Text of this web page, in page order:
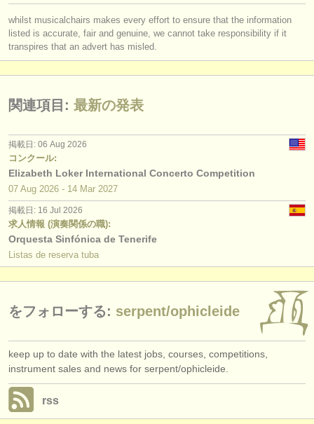
お問い合わせ
rss feeds
掲載方法
find out about ourATS
ATSfaq
ログイン
whilst musicalchairs makes every effort to ensure that the information
listed is accurate, fair and genuine, we cannot take responsibility if it
transpires that an advert has misled.
関連項目: 最新の発表
掲載日: 06 Aug 2026
コンクール:
Elizabeth Loker International Concerto Competition
07 Aug 2026 - 14 Mar 2027
掲載日: 16 Jul 2026
求人情報 (演奏関係の職):
Orquesta Sinfónica de Tenerife
Listas de reserva tuba
をフォローする: serpent/ophicleide
keep up to date with the latest jobs, courses, competitions,
instrument sales and news for serpent/ophicleide.
rss